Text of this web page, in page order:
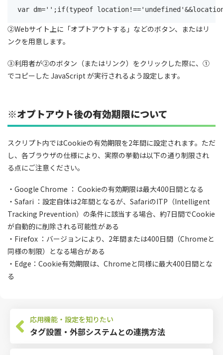
var dm='';if(typeof
②Webサイト上に「オプトアウトする」などのボタン、またはリ
ンクを用意します。
③利用者が②のボタン（またはリンク）をクリックした際に、①
でコピーした JavaScript が実行されるよう設定します。
※オプトアウト後の有効期限について
スクリプト内ではCookieの有効期限を2年間に設定されます。ただ
し、各ブラウザの仕様により、実際の挙動は以下の通り制限され
る点にご注意ください。
・Google Chrome ： Cookieの有効期限は最大400日間となる
・Safari ：設定自体は2年間となるが、SafariのITP（Intelligent
Tracking Prevention）の条件に該当する場合、約7日間でCookie
が自動的に削除される可能性がある
・Firefox ：バージョンにより、2年間または400日間（Chromeと
同様の制限）となる場合がある
・Edge：Cookie有効期限は、Chromeと同様に最大400日間とな
る
応用機能・設定を知りたい
タグ設置・外部システムとの連携方法